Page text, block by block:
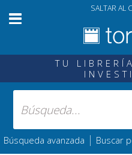
SALTAR AL
TU
Búsqueda avanzada | Buscar